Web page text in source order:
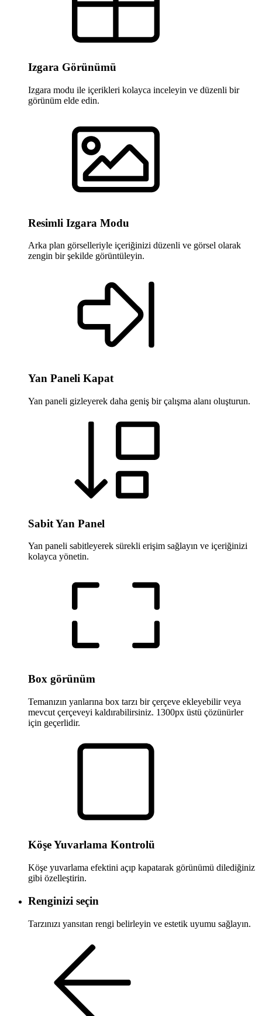
Izgara Görünümü
Izgara modu ile içerikleri kolayca inceleyin ve düzenli bir
görünüm elde edin.
Resimli Izgara Modu
Arka plan görselleriyle içeriğinizi düzenli ve görsel olarak
zengin bir şekilde görüntüleyin.
Yan Paneli Kapat
Yan paneli gizleyerek daha geniş bir çalışma alanı oluşturun.
Sabit Yan Panel
Yan paneli sabitleyerek sürekli erişim sağlayın ve içeriğinizi
kolayca yönetin.
Box görünüm
Temanızın yanlarına box tarzı bir çerçeve ekleyebilir veya
mevcut çerçeveyi kaldırabilirsiniz. 1300px üstü çözünürler
için geçerlidir.
Köşe Yuvarlama Kontrolü
Köşe yuvarlama efektini açıp kapatarak görünümü dilediğiniz
gibi özelleştirin.
Renginizi seçin
Tarzınızı yansıtan rengi belirleyin ve estetik uyumu sağlayın.